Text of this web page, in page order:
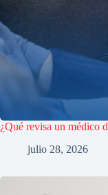
¿Qué revisa un médico
julio 28, 2026